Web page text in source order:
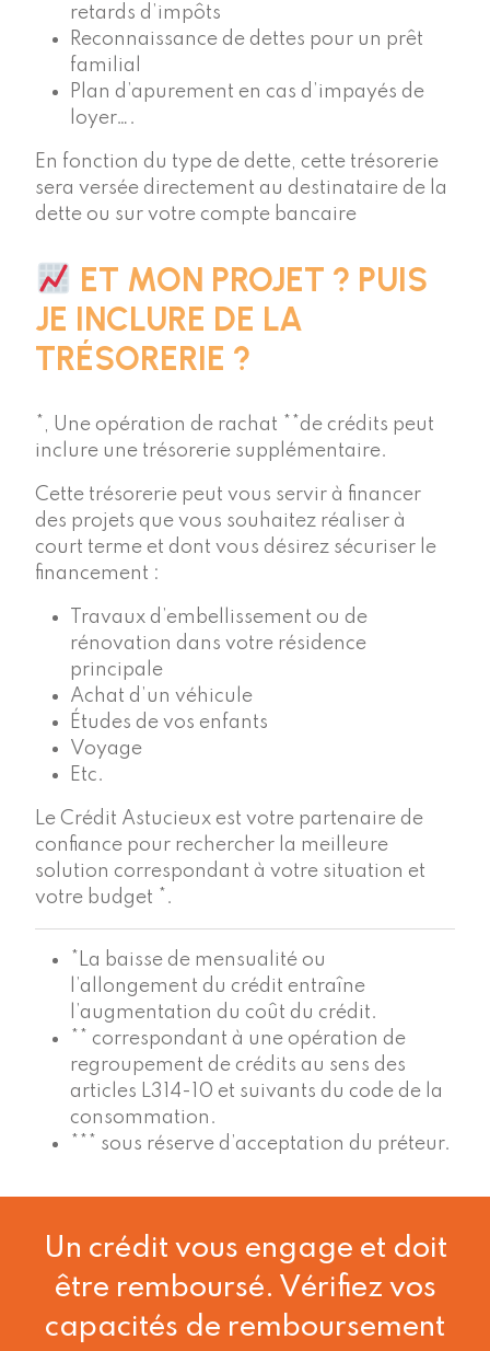
retards d’impôts
Reconnaissance de dettes pour un prêt
familial
Plan d’apurement en cas d’impayés de
loyer….
En fonction du type de dette, cette trésorerie
sera versée directement au destinataire de la
dette ou sur votre compte bancaire
ET MON PROJET ? PUIS
JE INCLURE DE LA
TRÉSORERIE ?
*, Une opération de rachat **de crédits peut
inclure une trésorerie supplémentaire.
Cette trésorerie peut vous servir à financer
des projets que vous souhaitez réaliser à
court terme et dont vous désirez sécuriser le
financement :
Travaux d’embellissement ou de
rénovation dans votre résidence
principale
Achat d’un véhicule
Études de vos enfants
Voyage
Etc.
Le Crédit Astucieux est votre partenaire de
confiance pour rechercher la meilleure
solution correspondant à votre situation et
votre budget *.
*La baisse de mensualité ou
l’allongement du crédit entraîne
l’augmentation du coût du crédit.
** correspondant à une opération de
regroupement de crédits au sens des
articles L314-10 et suivants du code de la
consommation.
*** sous réserve d’acceptation du préteur.
Un crédit vous engage et doit
être remboursé. Vérifiez vos
capacités de remboursement